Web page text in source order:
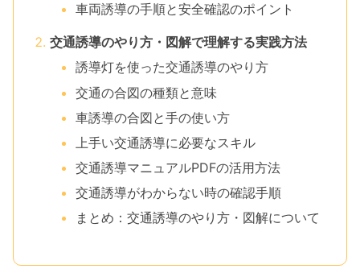
車両誘導の手順と安全確認のポイント
交通誘導のやり方・図解で理解する実践方法
誘導灯を使った交通誘導のやり方
交通の合図の種類と意味
車誘導の合図と手の使い方
上手い交通誘導に必要なスキル
交通誘導マニュアルPDFの活用方法
交通誘導がわからない時の確認手順
まとめ：交通誘導のやり方・図解について